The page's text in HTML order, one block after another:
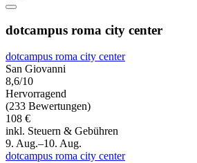
dotcampus roma city center
dotcampus roma city center
San Giovanni
8,6/10
Hervorragend
(233 Bewertungen)
108 €
inkl. Steuern & Gebühren
9. Aug.–10. Aug.
dotcampus roma city center